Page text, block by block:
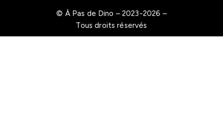
© À Pas de Dino – 2023-2026 –
Tous droits réservés